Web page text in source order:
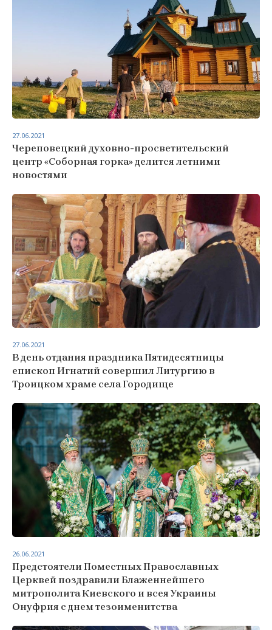
Череповецкий духовно-просветительский
центр «Соборная горка» делится летними
новостями
27.06.2021
В день отдания праздника Пятидесятницы
епископ Игнатий совершил Литургию в
Троицком храме села Городище
27.06.2021
Предстоятели Поместных Православных
Церквей поздравили Блаженнейшего
митрополита Киевского и всея Украины
Онуфрия с днем тезоименитства
26.06.2021